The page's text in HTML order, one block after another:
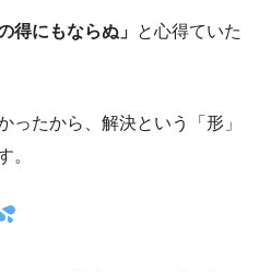
得にもならぬ」 と心得ていた
ったから、解決という「形」
。